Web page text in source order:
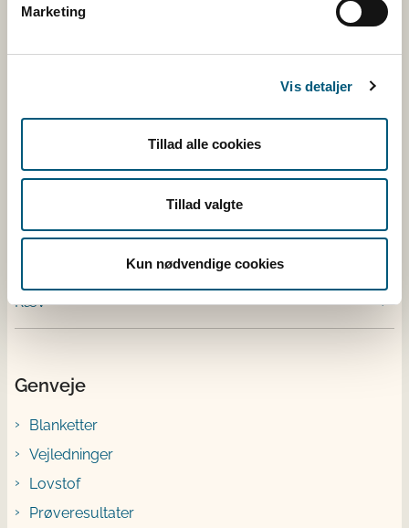
Marketing
Vis detaljer
Tillad alle cookies
Tillad valgte
Kun nødvendige cookies
Twitter
Ræv
Genveje
Blanketter
Vejledninger
Lovstof
Prøveresultater